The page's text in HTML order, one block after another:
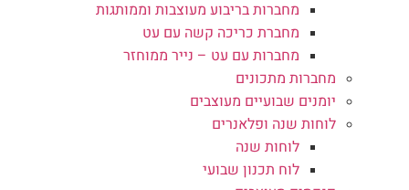
מחברות בריבוע מעוצבות וממותגות
מחברת כריכה קשה עם עט
מחברות עם עט – נייר ממוחזר
מחברות מתכונים
יומנים שבועיים מעוצבים
לוחות שנה ופלאנרים
לוחות שנה
לוח תכנון שבועי